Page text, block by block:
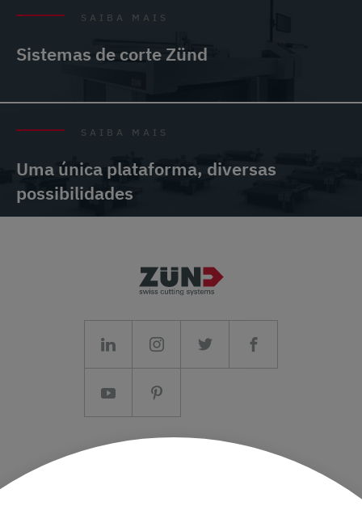
SAIBA MAIS
Sistemas de corte Zünd
SAIBA MAIS
Uma única plataforma, diversas
possibilidades
Aviso legal/Termos e Condições